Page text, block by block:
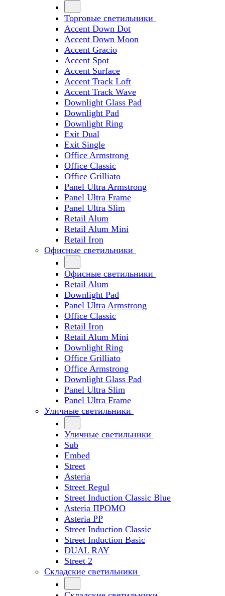
Торговые светильники
Accent Down Dot
Accent Down Moon
Accent Gracio
Accent Spot
Accent Surface
Accent Track Loft
Accent Track Wave
Downlight Glass Pad
Downlight Pad
Downlight Ring
Exit Dual
Exit Single
Office Armstrong
Office Classic
Office Grilliato
Panel Ultra Armstrong
Panel Ultra Frame
Panel Ultra Slim
Retail Alum
Retail Alum Mini
Retail Iron
Офисные светильники
Офисные светильники
Retail Alum
Downlight Pad
Panel Ultra Armstrong
Office Classic
Retail Iron
Retail Alum Mini
Downlight Ring
Office Grilliato
Office Armstrong
Downlight Glass Pad
Panel Ultra Slim
Panel Ultra Frame
Уличные светильники
Уличные светильники
Sub
Embed
Street
Asteria
Street Regul
Street Induction Classic Blue
Asteria ПРОМО
Asteria PP
Street Induction Classic
Street Induction Basic
DUAL RAY
Street 2
Складские светильники